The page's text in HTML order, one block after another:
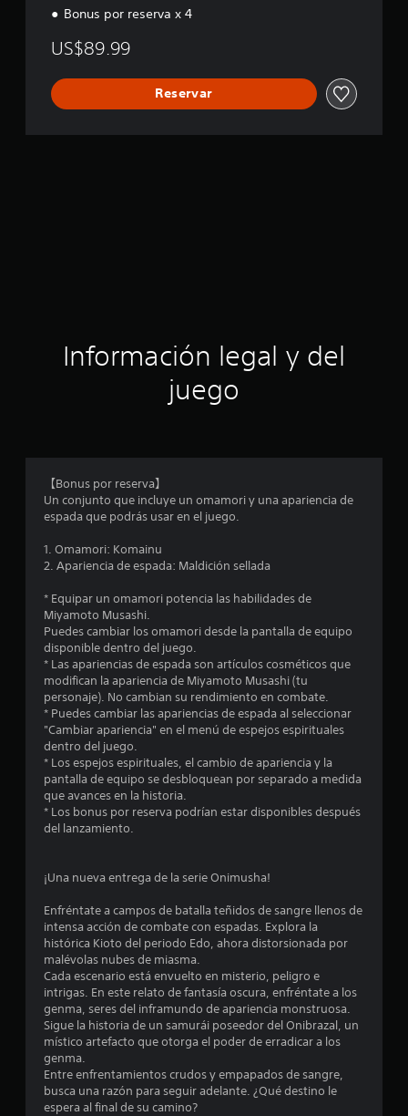
Bonus por reserva x 4
US$89.99
Reservar
Información legal y del
juego
【Bonus por reserva】
Un conjunto que incluye un omamori y una apariencia de
espada que podrás usar en el juego.
1. Omamori: Komainu
2. Apariencia de espada: Maldición sellada
* Equipar un omamori potencia las habilidades de
Miyamoto Musashi.
Puedes cambiar los omamori desde la pantalla de equipo
disponible dentro del juego.
* Las apariencias de espada son artículos cosméticos que
modifican la apariencia de Miyamoto Musashi (tu
personaje). No cambian su rendimiento en combate.
* Puedes cambiar las apariencias de espada al seleccionar
"Cambiar apariencia" en el menú de espejos espirituales
dentro del juego.
* Los espejos espirituales, el cambio de apariencia y la
pantalla de equipo se desbloquean por separado a medida
que avances en la historia.
* Los bonus por reserva podrían estar disponibles después
del lanzamiento.
¡Una nueva entrega de la serie Onimusha!
Enfréntate a campos de batalla teñidos de sangre llenos de
intensa acción de combate con espadas. Explora la
histórica Kioto del periodo Edo, ahora distorsionada por
malévolas nubes de miasma.
Cada escenario está envuelto en misterio, peligro e
intrigas. En este relato de fantasía oscura, enfréntate a los
genma, seres del inframundo de apariencia monstruosa.
Sigue la historia de un samurái poseedor del Onibrazal, un
místico artefacto que otorga el poder de erradicar a los
genma.
Entre enfrentamientos crudos y empapados de sangre,
busca una razón para seguir adelante. ¿Qué destino le
espera al final de su camino?